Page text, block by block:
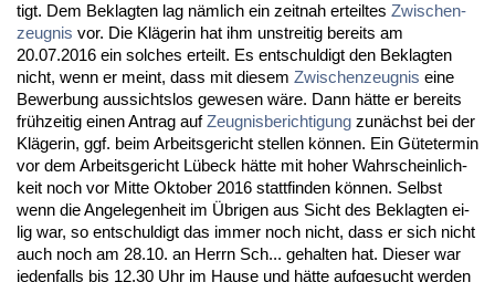
tigt. Dem Be­klag­ten lag nämlich ein zeit­nah er­teil­tes Zwi­schen­
zeug­nis vor. Die Kläge­rin hat ihm un­strei­tig be­reits am
20.07.2016 ein sol­ches er­teilt. Es ent­schul­digt den Be­klag­ten
nicht, wenn er meint, dass mit die­sem Zwi­schen­zeug­nis ei­ne
Be­wer­bung aus­sichts­los ge­we­sen wäre. Dann hätte er be­reits
frühzei­tig ei­nen An­trag aufZeug­nis­be­rich­ti­gung zunächst bei der
Kläge­rin, ggf. beim Ar­beits­ge­richt stel­len können. Ein Güte­ter­min
vor dem Ar­beits­ge­richt Lübeck hätte mit ho­her Wahr­schein­lich­
keit noch vor Mit­te Ok­to­ber 2016 statt­fin­den können. Selbst
wenn die An­ge­le­gen­heit im Übri­gen aus Sicht des Be­klag­ten ei­
lig war, so ent­schul­digt das im­mer noch nicht, dass er sich nicht
auch noch am 28.10. an Herrn Sch... ge­hal­ten hat. Die­ser war
je­den­falls bis 12.30 Uhr im Hau­se und hätte auf­ge­sucht wer­den